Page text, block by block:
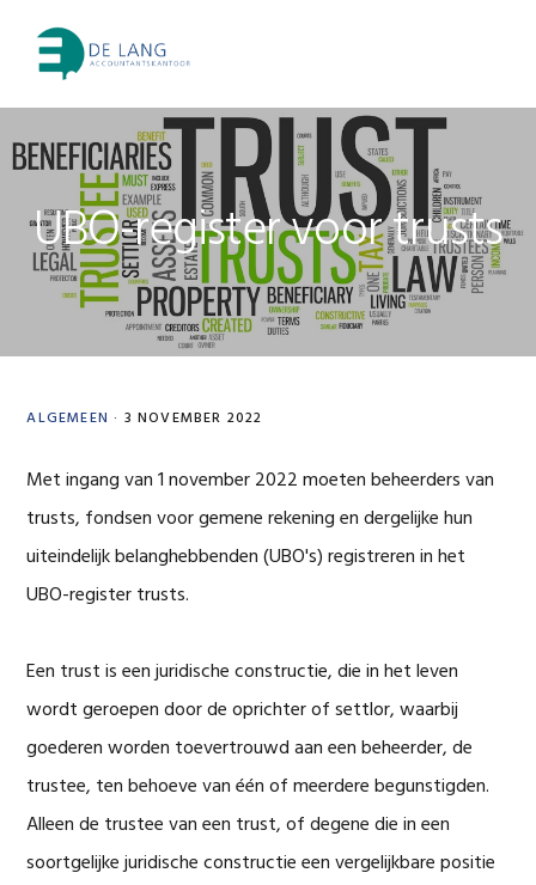
primary
navigation
content
primary
sidebar
footer
UBO-register voor trusts
ALGEMEEN · 3 NOVEMBER 2022
Met ingang van 1 november 2022 moeten beheerders van
trusts, fondsen voor gemene rekening en dergelijke hun
uiteindelijk belanghebbenden (UBO's) registreren in het
UBO-register trusts.
Een trust is een juridische constructie, die in het leven
wordt geroepen door de oprichter of settlor, waarbij
goederen worden toevertrouwd aan een beheerder, de
trustee, ten behoeve van één of meerdere begunstigden.
Alleen de trustee van een trust, of degene die in een
soortgelijke juridische constructie een vergelijkbare positie